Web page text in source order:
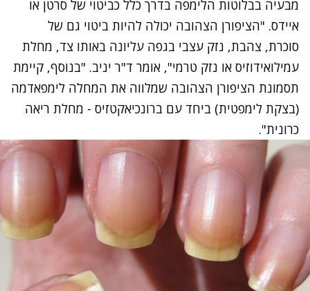
מבעיה בבלוטות הלימפה בדרך כלל כביטוי של סרטן או
איידס. "הציפורן הצהובה יכולה להיות ביטוי גם של
סוכרת, צהבת, נזק עצבי בגפה עליונה באותו צד, מחלת
עמילואידוזיס או נזק טרמי", אומר ד"ר יניב. "בנוסף, קיימת
תסמונת הציפורן הצהובה שמלווה את המחלה לימפאדמה
(בצקת לימפטית) ביחד עם ברונכיאקטזיס - מחלת ריאה
כרונית".